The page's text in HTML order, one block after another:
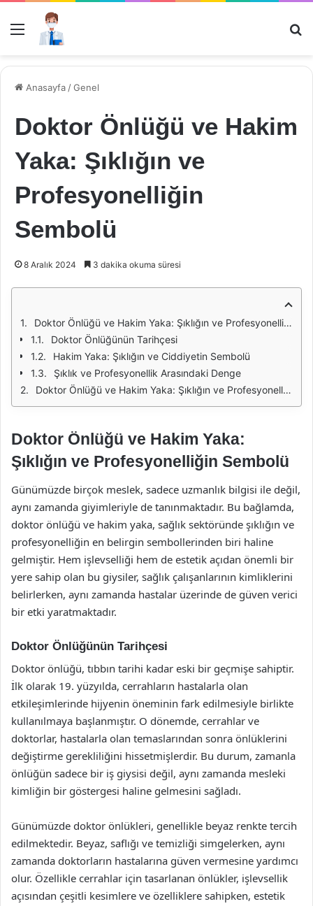
Menü
Anasayfa /Genel
Doktor Önlüğü ve Hakim
Yaka: Şıklığın ve
Profesyonelliğin
Sembolü
8 Aralık 2024 3 dakika okuma süresi
Doktor Önlüğü ve Hakim Yaka: Şıklığın ve Profesyonelliğin Sembolü
Doktor Önlüğünün Tarihçesi
Hakim Yaka: Şıklığın ve Ciddiyetin Sembolü
Şıklık ve Profesyonellik Arasındaki Denge
Doktor Önlüğü ve Hakim Yaka: Şıklığın ve Profesyonelliğin Sembolü
Doktor Önlüğü ve Hakim Yaka:
Şıklığın ve Profesyonelliğin Sembolü
Günümüzde birçok meslek, sadece uzmanlık bilgisi ile değil,
aynı zamanda giyimleriyle de tanınmaktadır. Bu bağlamda,
doktor önlüğü ve hakim yaka, sağlık sektöründe şıklığın ve
profesyonelliğin en belirgin sembollerinden biri haline
gelmiştir. Hem işlevselliği hem de estetik açıdan önemli bir
yere sahip olan bu giysiler, sağlık çalışanlarının kimliklerini
belirlerken, aynı zamanda hastalar üzerinde de güven verici
bir etki yaratmaktadır.
Doktor Önlüğünün Tarihçesi
Doktor önlüğü, tıbbın tarihi kadar eski bir geçmişe sahiptir.
İlk olarak 19. yüzyılda, cerrahların hastalarla olan
etkileşimlerinde hijyenin öneminin fark edilmesiyle birlikte
kullanılmaya başlanmıştır. O dönemde, cerrahlar ve
doktorlar, hastalarla olan temaslarından sonra önlüklerini
değiştirme gerekliliğini hissetmişlerdir. Bu durum, zamanla
önlüğün sadece bir iş giysisi değil, aynı zamanda mesleki
kimliğin bir göstergesi haline gelmesini sağladı.
Günümüzde doktor önlükleri, genellikle beyaz renkte tercih
edilmektedir. Beyaz, saflığı ve temizliği simgelerken, aynı
zamanda doktorların hastalarına güven vermesine yardımcı
olur. Özellikle cerrahlar için tasarlanan önlükler, işlevsellik
açısından çeşitli kesimlere ve özelliklere sahipken, estetik